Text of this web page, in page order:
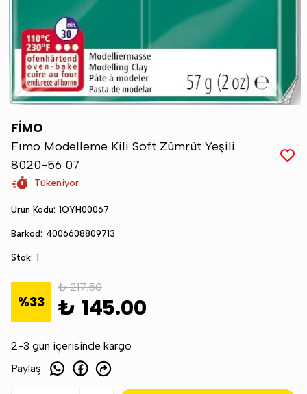
FİMO
Fımo Modelleme Kili Soft Zümrüt Yeşili
8020-56 07
Tükeniyor
Ürün Kodu: 1OYH00067
Barkod: 4006608809713
Stok: 1
%33
₺ 217.50
₺ 145.00
2-3 gün içerisinde kargo
Paylaş: